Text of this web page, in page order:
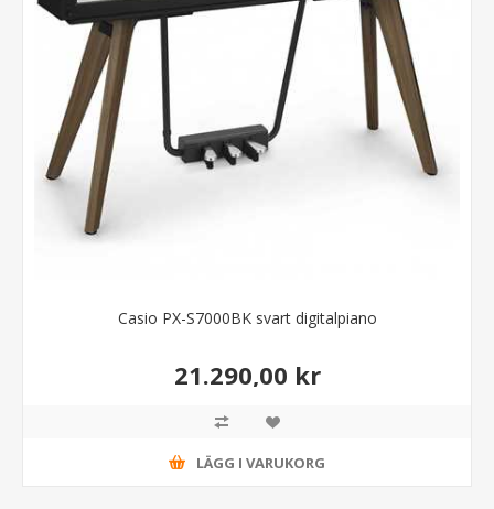
Casio PX-S7000BK svart digitalpiano
21.290,00 kr
LÄGG I VARUKORG